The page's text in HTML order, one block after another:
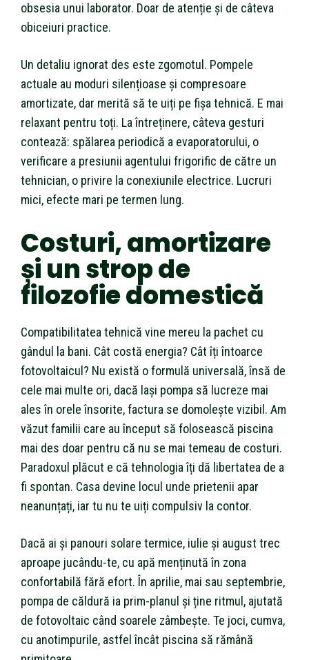
obsesia unui laborator. Doar de atenție și de câteva
obiceiuri practice.
Un detaliu ignorat des este zgomotul. Pompele
actuale au moduri silențioase și compresoare
amortizate, dar merită să te uiți pe fișa tehnică. E mai
relaxant pentru toți. La întreținere, câteva gesturi
contează: spălarea periodică a evaporatorului, o
verificare a presiunii agentului frigorific de către un
tehnician, o privire la conexiunile electrice. Lucruri
mici, efecte mari pe termen lung.
Costuri, amortizare
și un strop de
filozofie domestică
Compatibilitatea tehnică vine mereu la pachet cu
gândul la bani. Cât costă energia? Cât îți întoarce
fotovoltaicul? Nu există o formulă universală, însă de
cele mai multe ori, dacă lași pompa să lucreze mai
ales în orele însorite, factura se domolește vizibil. Am
văzut familii care au început să folosească piscina
mai des doar pentru că nu se mai temeau de costuri.
Paradoxul plăcut e că tehnologia îți dă libertatea de a
fi spontan. Casa devine locul unde prietenii apar
neanunțați, iar tu nu te uiți compulsiv la contor.
Dacă ai și panouri solare termice, iulie și august trec
aproape jucându-te, cu apă menținută în zona
confortabilă fără efort. În aprilie, mai sau septembrie,
pompa de căldură ia prim-planul și ține ritmul, ajutată
de fotovoltaic când soarele zâmbește. Te joci, cumva,
cu anotimpurile, astfel încât piscina să rămână